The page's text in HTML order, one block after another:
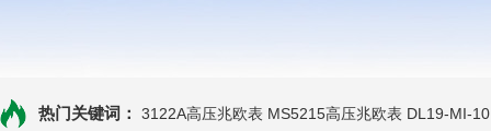
热门关键词： 3122A高压兆欧表 MS5215高压兆欧表 DL19-MI-